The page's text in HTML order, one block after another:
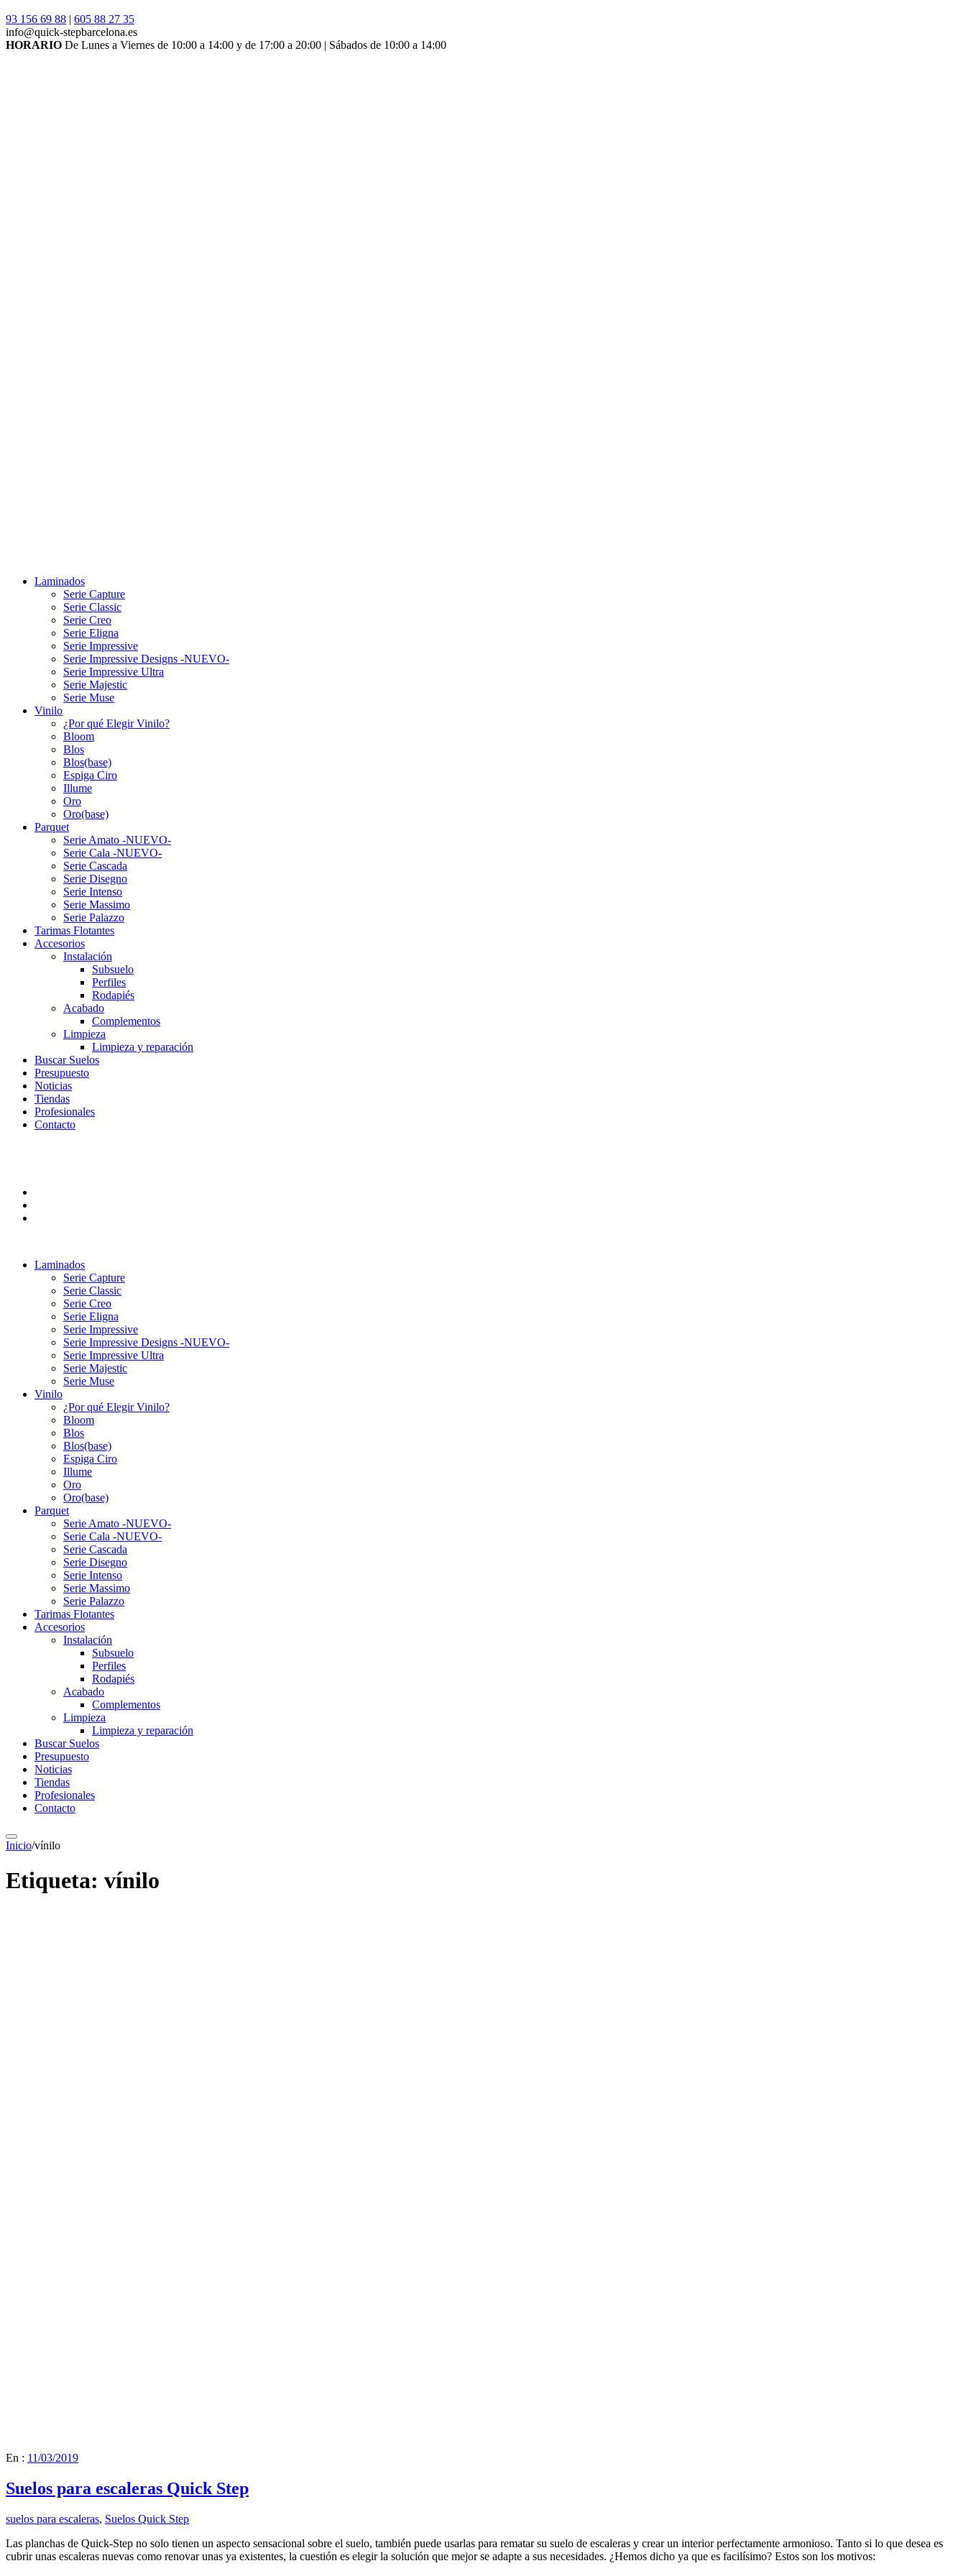
93 156 69 88 | 605 88 27 35
info@quick-stepbarcelona.es
HORARIO De Lunes a Viernes de 10:00 a 14:00 y de 17:00 a 20:00 | Sábados de 10:00 a 14:00
Laminados
Serie Capture
Serie Classic
Serie Creo
Serie Eligna
Serie Impressive
Serie Impressive Designs -NUEVO-
Serie Impressive Ultra
Serie Majestic
Serie Muse
Vinilo
¿Por qué Elegir Vinilo?
Bloom
Blos
Blos(base)
Espiga Ciro
Illume
Oro
Oro(base)
Parquet
Serie Amato -NUEVO-
Serie Cala -NUEVO-
Serie Cascada
Serie Disegno
Serie Intenso
Serie Massimo
Serie Palazzo
Tarimas Flotantes
Accesorios
Instalación
Subsuelo
Perfiles
Rodapiés
Acabado
Complementos
Limpieza
Limpieza y reparación
Buscar Suelos
Presupuesto
Noticias
Tiendas
Profesionales
Contacto
Laminados
Serie Capture
Serie Classic
Serie Creo
Serie Eligna
Serie Impressive
Serie Impressive Designs -NUEVO-
Serie Impressive Ultra
Serie Majestic
Serie Muse
Vinilo
¿Por qué Elegir Vinilo?
Bloom
Blos
Blos(base)
Espiga Ciro
Illume
Oro
Oro(base)
Parquet
Serie Amato -NUEVO-
Serie Cala -NUEVO-
Serie Cascada
Serie Disegno
Serie Intenso
Serie Massimo
Serie Palazzo
Tarimas Flotantes
Accesorios
Instalación
Subsuelo
Perfiles
Rodapiés
Acabado
Complementos
Limpieza
Limpieza y reparación
Buscar Suelos
Presupuesto
Noticias
Tiendas
Profesionales
Contacto
Inicio/vínilo
Etiqueta: vínilo
En : 11/03/2019
Suelos para escaleras Quick Step
suelos para escaleras, Suelos Quick Step
Las planchas de Quick-Step no solo tienen un aspecto sensacional sobre el suelo, también puede usarlas para rematar su suelo de escaleras y crear un interior perfectamente armonioso. Tanto si lo que desea es
cubrir unas escaleras nuevas como renovar unas ya existentes, la cuestión es elegir la solución que mejor se adapte a sus necesidades. ¿Hemos dicho ya que es facilísimo? Estos son los motivos: